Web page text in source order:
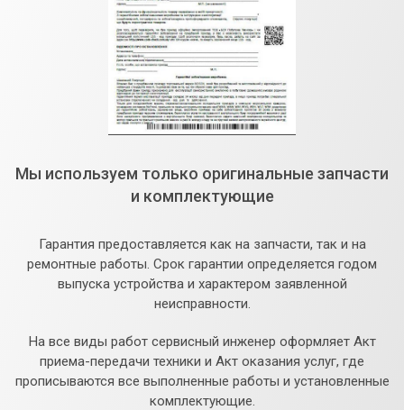
Мы используем только оригинальные запчасти
и комплектующие
Гарантия предоставляется как на запчасти, так и на
ремонтные работы. Срок гарантии определяется годом
выпуска устройства и характером заявленной
неисправности.
На все виды работ сервисный инженер оформляет Акт
приема-передачи техники и Акт оказания услуг, где
прописываются все выполненные работы и установленные
комплектующие.